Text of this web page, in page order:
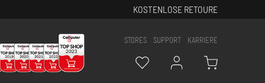
KOSTENLOSE RETOURE
STORES SUPPORT KARRIERE